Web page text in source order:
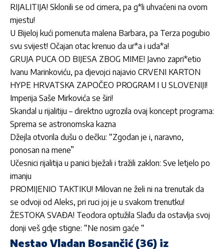
RIJALITIJA! Sklonili se od cimera, pa g*li uhvaćeni na ovom
mjestu!
U Bijeloj kući pomenuta malena Barbara, pa Terza pogubio
svu svijest! Očajan otac krenuo da ur*a i uda*a!
GRUJA PUCA OD BIJESA ZBOG MIME! Javno zapri*etio
Ivanu Marinkoviću, pa djevojci najavio CRVENI KARTON
HYPE HRVATSKA ZAPOČEO PROGRAM I U SLOVENIJI!
Imperija Saše Mirkovića se širi!
Skandal u rijalitiju – direktno ugrozila ovaj koncept programa:
Sprema se astronomska kazna
Džejla otvorila dušu o dečku: “Zgodan je i, naravno,
ponosan na mene”
Učesnici rijalitija u panici bježali i tražili zaklon: Sve letjelo po
imanju
PROMIJENIO TAKTIKU! Milovan ne želi ni na trenutak da
se odvoji od Aleks, pri ruci joj je u svakom trenutku!
ŽESTOKA SVAĐA! Teodora optužila Slađu da ostavlja svoj
donji veš gdje stigne: “Ne nosim gaće “
Nestao Vladan Bosančić (36) iz